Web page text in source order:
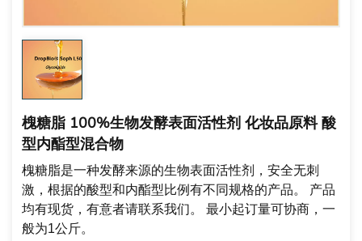
槐糖脂 100%生物发酵表面活性剂 化妆品原料 酸
型内酯型混合物
槐糖脂是一种发酵来源的生物表面活性剂，安全无刺
激，根据的酸型和内酯型比例有不同规格的产品。 产品
均有现货，有意者请联系我们。 最小起订量可协商，一
般为1公斤。